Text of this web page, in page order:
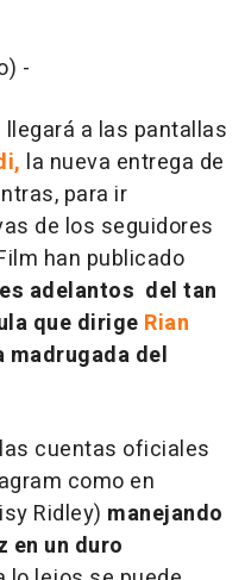
-
a las pantallas
la nueva entrega de
para ir
de los seguidores
han publicado
adelantos del tan
que dirige Rian
madrugada del
cuentas oficiales
como en
Ridley) manejando
en un duro